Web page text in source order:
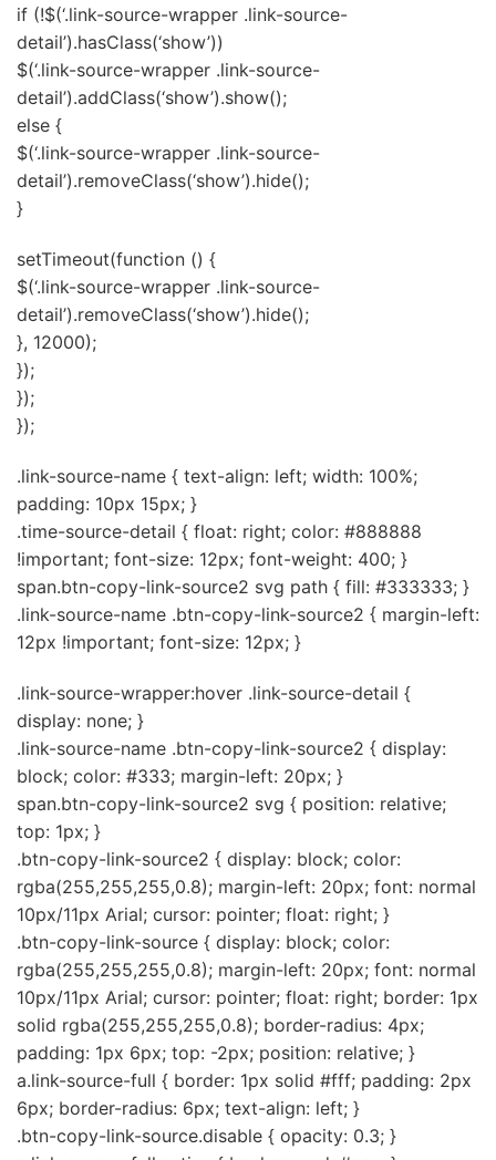
if (!$(‘.link-source-wrapper .link-source-
detail’).hasClass(‘show’))
$(‘.link-source-wrapper .link-source-
detail’).addClass(‘show’).show();
else {
$(‘.link-source-wrapper .link-source-
detail’).removeClass(‘show’).hide();
}
setTimeout(function () {
$(‘.link-source-wrapper .link-source-
detail’).removeClass(‘show’).hide();
}, 12000);
});
});
});
.link-source-name { text-align: left; width: 100%;
padding: 10px 15px; }
.time-source-detail { float: right; color: #888888
!important; font-size: 12px; font-weight: 400; }
span.btn-copy-link-source2 svg path { fill: #333333; }
.link-source-name .btn-copy-link-source2 { margin-left:
12px !important; font-size: 12px; }
.link-source-wrapper:hover .link-source-detail {
display: none; }
.link-source-name .btn-copy-link-source2 { display:
block; color: #333; margin-left: 20px; }
span.btn-copy-link-source2 svg { position: relative;
top: 1px; }
.btn-copy-link-source2 { display: block; color:
rgba(255,255,255,0.8); margin-left: 20px; font: normal
10px/11px Arial; cursor: pointer; float: right; }
.btn-copy-link-source { display: block; color:
rgba(255,255,255,0.8); margin-left: 20px; font: normal
10px/11px Arial; cursor: pointer; float: right; border: 1px
solid rgba(255,255,255,0.8); border-radius: 4px;
padding: 1px 6px; top: -2px; position: relative; }
a.link-source-full { border: 1px solid #fff; padding: 2px
6px; border-radius: 6px; text-align: left; }
.btn-copy-link-source.disable { opacity: 0.3; }